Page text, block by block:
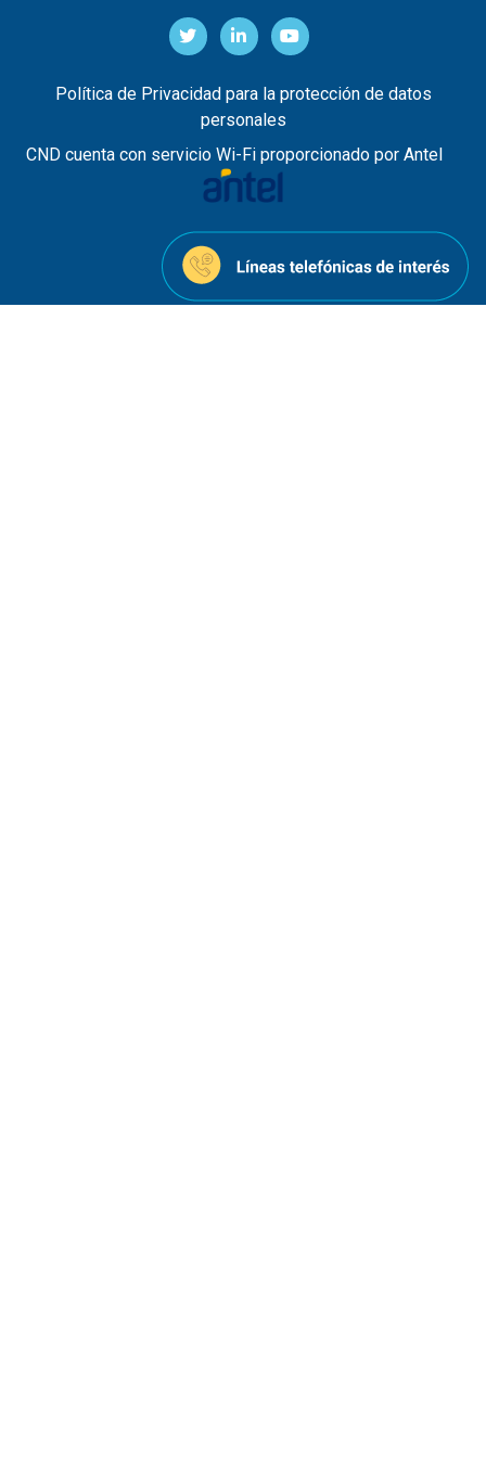
Política de Privacidad para la protección de datos
personales
CND cuenta con servicio Wi-Fi proporcionado por Antel